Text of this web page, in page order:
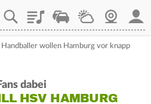
PlaylistStaupilotWetterWebcam
wollen Hamburg vor knapp
dabei
HSV HAMBURG